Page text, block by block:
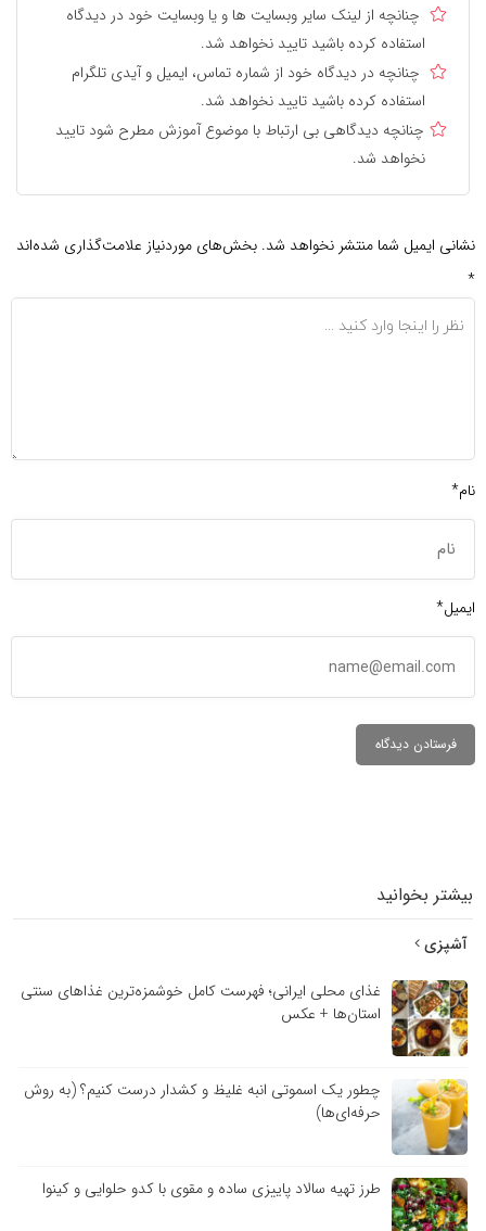
چنانچه از لینک سایر وبسایت ها و یا وبسایت خود در دیدگاه
استفاده کرده باشید تایید نخواهد شد.
چنانچه در دیدگاه خود از شماره تماس، ایمیل و آیدی تلگرام
استفاده کرده باشید تایید نخواهد شد.
چنانچه دیدگاهی بی ارتباط با موضوع آموزش مطرح شود تایید
نخواهد شد.
نشانی ایمیل شما منتشر نخواهد شد. بخش‌های موردنیاز علامت‌گذاری شده‌اند
*
نام*
ایمیل*
بیشتر بخوانید
آشپزی
غذای محلی ایرانی؛ فهرست کامل خوشمزه‌ترین غذاهای سنتی
استان‌ها + عکس
چطور یک اسموتی انبه غلیظ و کشدار درست کنیم؟ (به روش
حرفه‌ای‌ها)
طرز تهیه سالاد پاییزی ساده و مقوی با کدو حلوایی و کینوا